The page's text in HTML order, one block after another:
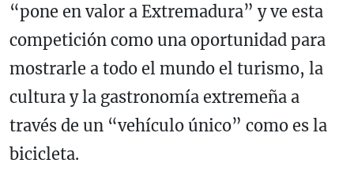
“pone en valor a Extremadura” y ve esta
competición como una oportunidad para
mostrarle a todo el mundo el turismo, la
cultura y la gastronomía extremeña a
través de un “vehículo único” como es la
bicicleta.